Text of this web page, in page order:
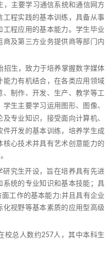
主要学习通信系统和通信网方
程实践的基本训练，具备从事
程应用的基本能力。学生毕业
及第三方业务提供商等部门内
招生， 致力于培养 掌握数字媒体
能力有机结合，在各类应用领域
制作、开发、生产、教学等工
学生主要学习运用 图形、图像、
及专业知识，接受面向计算机、
开发的基本训练， 培养学生成
心技术并具有艺术创意能力的
究生开设，旨在培养具有先进
统的专业知识和基本技能；具
工作的基本能力;并且具有企业
视野等基本素质的应用型高级
校总人数约257人，其中本科生